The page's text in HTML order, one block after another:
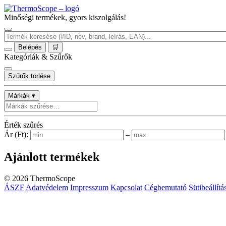
Minőségi termékek, gyors kiszolgálás!
Belépés 🛒
Kategóriák & Szűrők
Szűrők törlése
Márkák ▾
Érték szűrés
Ár (Ft):
–
Ajánlott termékek
© 2026 ThermoScope
ÁSZF Adatvédelem Impresszum Kapcsolat Cégbemutató